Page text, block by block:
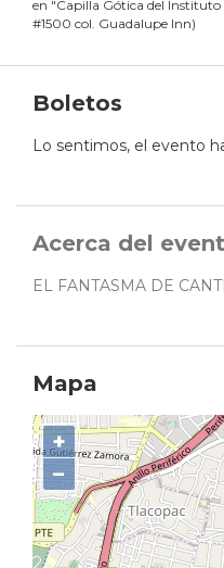
en "Capilla Gótica del
#1500 col. Guadalupe Inn)
Boletos
Lo sentimos, el evento
Acerca del
EL FANTASMA DE
Mapa
+
−